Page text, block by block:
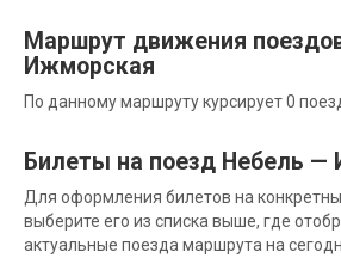
Маршрут движения
Ижморская
По данному маршруту курсирует 0
Билеты на поезд Небель —
Для оформления билетов на
выберите его из списка выше, где
актуальные поезда маршрута на